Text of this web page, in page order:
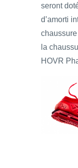
seront
d’amorti
la
HOVR